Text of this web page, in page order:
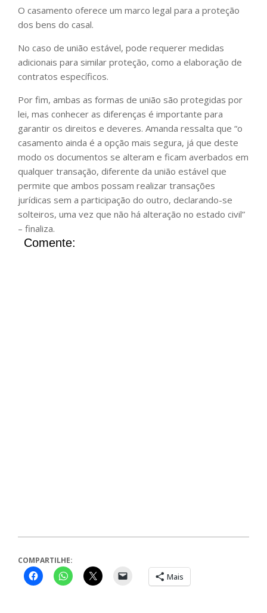
O casamento oferece um marco legal para a proteção
dos bens do casal.
No caso de união estável, pode requerer medidas
adicionais para similar proteção, como a elaboração de
contratos específicos.
Por fim, ambas as formas de união são protegidas por
lei, mas conhecer as diferenças é importante para
garantir os direitos e deveres. Amanda ressalta que “o
casamento ainda é a opção mais segura, já que deste
modo os documentos se alteram e ficam averbados em
qualquer transação, diferente da união estável que
permite que ambos possam realizar transações
jurídicas sem a participação do outro, declarando-se
solteiros, uma vez que não há alteração no estado civil”
– finaliza.
Comente:
COMPARTILHE:
Mais